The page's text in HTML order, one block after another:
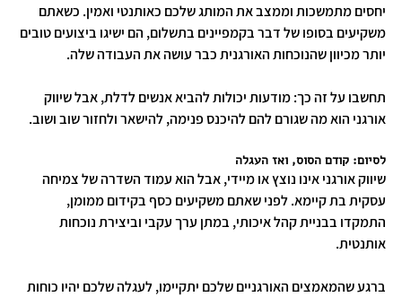
יחסים מתמשכות וממצב את המותג שלכם כאותנטי ואמין. כשאתם
משקיעים בסופו של דבר בקמפיינים בתשלום, הם ישיגו ביצועים טובים
יותר מכיוון שהנוכחות האורגנית כבר עושה את העבודה שלה.
תחשבו על זה כך: מודעות יכולות להביא אנשים לדלת, אבל שיווק
אורגני הוא מה שגורם להם להיכנס פנימה, להישאר ולחזור שוב ושוב.
לסיום: קודם הסוס, ואז העגלה
שיווק אורגני אינו נוצץ או מיידי, אבל הוא עמוד השדרה של צמיחה
עסקית בת קיימא. לפני שאתם משקיעים כסף בקידום ממומן,
התמקדו בבניית קהל איכותי, במתן ערך עקבי וביצירת נוכחות
אותנטית.
ברגע שהמאמצים האורגניים שלכם יתקיימו, לעגלה שלכם יהיו כוחות